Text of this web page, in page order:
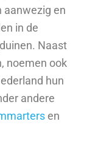
aanwezig en
in de
Naast
noemen ook
hun
andere
en